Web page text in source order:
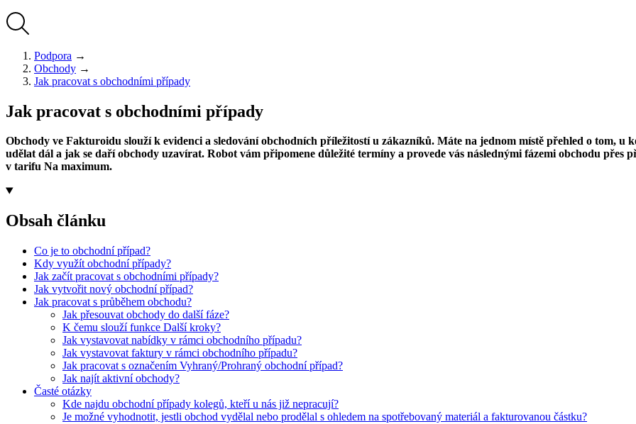
Podpora →
Obchody →
Jak pracovat s obchodními případy
Jak pracovat s obchodními případy
Obchody ve Fakturoidu slouží k evidenci a sledování obchodních příležitostí u zákazníků. Máte na jednom místě přehled o tom, u
udělat dál a jak se daří obchody uzavírat. Robot vám připomene důležité termíny a provede vás následnými fázemi obchodu
v tarifu Na maximum.
Obsah článku
Co je to obchodní případ?
Kdy využít obchodní případy?
Jak začít pracovat s obchodními případy?
Jak vytvořit nový obchodní případ?
Jak pracovat s průběhem obchodu?
Jak přesouvat obchody do další fáze?
K čemu slouží funkce Další kroky?
Jak vystavovat nabídky v rámci obchodního případu?
Jak vystavovat faktury v rámci obchodního případu?
Jak pracovat s označením Vyhraný/Prohraný obchodní případ?
Jak najít aktivní obchody?
Časté otázky
Kde najdu obchodní případy kolegů, kteří u nás již nepracují?
Je možné vyhodnotit, jestli obchod vydělal nebo prodělal s ohledem na spotřebovaný materiál a fakturovanou částku?